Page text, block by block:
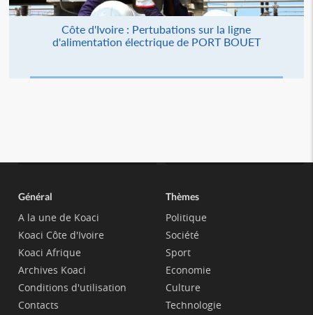
Côte d'Ivoire : Pertubations sur la ligne
d'alimentation électrique de PORT BOUET
Général
A la une de Koaci
Koaci Côte d'Ivoire
Koaci Afrique
Archives Koaci
Conditions d'utilisation
Contacts
Thèmes
Politique
Société
Sport
Economie
Culture
Technologie